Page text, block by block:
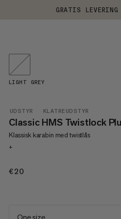
GRATIS
UDSTYR KLATREUDSTYR
Classic HMS Twistlock
Klassisk karabin med twistlås
+
€20
LIGHT GREY